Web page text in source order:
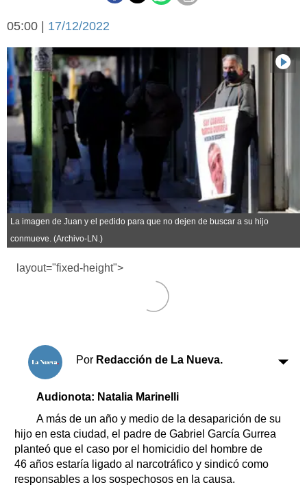
Con el campo
Espacio empresas
Sociedad y tiempo
libre
Sociedad
Salud
El tiempo
Cartón Lleno
Fúnebres
Clasificados
Horóscopo
Farmacias
Datos Útiles
Edictos
Teléfonos de urgencia
05:00 | 17/12/2022
La imagen de Juan y el pedido para que no dejen de buscar a su hijo
conmueve. (Archivo-LN.)
layout="fixed-height">
Por Redacción de La Nueva.
Audionota: Natalia Marinelli
A más de un año y medio de la desaparición de su
hijo en esta ciudad, el padre de Gabriel García Gurrea
planteó que el caso por el homicidio del hombre de
46 años estaría ligado al narcotráfico y sindicó como
responsables a los sospechosos en la causa.